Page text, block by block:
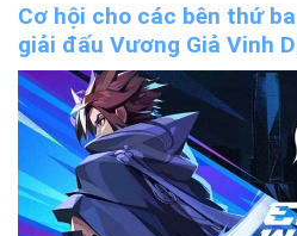
Cơ hội cho các bên thứ
giải đấu Vương Giả Vinh